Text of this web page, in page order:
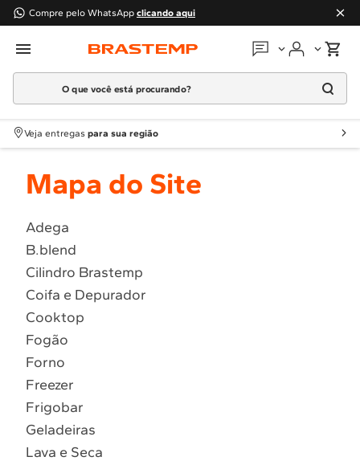
Compre pelo WhatsApp clicando aqui
Em que podemos
Atendimento Brastemp
O que você está procurando?
Termos mais buscados
1º Geladeira
2
Fogao
4 º Lava Louça
5 º Cooktop
6º Microondas Brastemp
7º Forno
8º Embutir
9º Lava Seca
Veja entregas para sua região
Mapa do Site
Adega
B.blend
Cilindro Brastemp
Coifa e Depurador
Cooktop
Fogão
Forno
Freezer
Frigobar
Geladeiras
Lava e Seca